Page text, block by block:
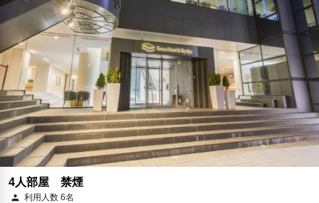
4人部屋 禁煙
利用人数 6名